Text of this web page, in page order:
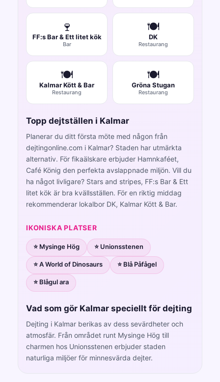
🍷
FF:s Bar & Ett litet kök
Bar
🍽️
DK
Restaurang
🍽️
Kalmar Kött & Bar
Restaurang
🍽️
Gröna Stugan
Restaurang
Topp dejtställen i Kalmar
Planerar du ditt första möte med någon från
dejtingonline.com i Kalmar? Staden har utmärkta
alternativ. För fikaälskare erbjuder Hamnkaféet,
Café König den perfekta avslappnade miljön. Vill du
ha något livligare? Stars and stripes, FF:s Bar & Ett
litet kök är bra kvällsställen. För en riktig middag
rekommenderar lokalbor DK, Kalmar Kött & Bar.
IKONISKA PLATSER
⭐ Mysinge Hög ⭐ Unionsstenen
⭐ A World of Dinosaurs ⭐ Blå Påfågel
⭐ Blågul ara
Vad som gör Kalmar speciellt för dejting
Dejting i Kalmar berikas av dess sevärdheter och
atmosfär. Från området runt Mysinge Hög till
charmen hos Unionsstenen erbjuder staden
naturliga miljöer för minnesvärda dejter.